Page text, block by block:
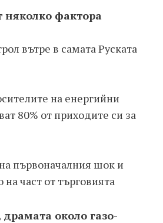
няколко фактора
вътре в самата Руската
на енергийни
80% от приходите си за
първоначалния шок и
част от търговията
около газо-